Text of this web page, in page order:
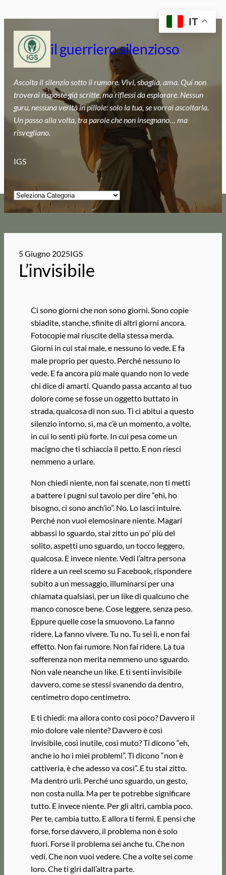
contenuto
il guerriero silenzioso
Ascolta il silenzio sotto il rumore. Vivi, sbaglia, ama. Qui non
troverai risposte già scritte, ma riflessi da esplorare. Nessun
guru, nessuna verità in pillole: solo la tua, se vorrai ascoltarla.
Un passo alla volta, tra parole che non insegnano… ma
risvegliano.
IGS
Categorie
5 Giugno 2025IGS
L’invisibile
Ci sono giorni che non sono giorni. Sono copie
sbiadite, stanche, sfinite di altri giorni ancora.
Fotocopie mal riuscite della stessa merda.
Giorni in cui stai male, e nessuno lo vede. E fa
male proprio per questo. Perché nessuno lo
vede. E fa ancora più male quando non lo vede
chi dice di amarti. Quando passa accanto al tuo
dolore come se fosse un oggetto buttato in
strada, qualcosa di non suo. Ti ci abitui a questo
silenzio intorno, sì, ma c’è un momento, a volte,
in cui lo senti più forte. In cui pesa come un
macigno che ti schiaccia il petto. E non riesci
nemmeno a urlare.
Non chiedi niente, non fai scenate, non ti metti
a battere i pugni sul tavolo per dire “ehi, ho
bisogno, ci sono anch’io”. No. Lo lasci intuire.
Perché non vuoi elemosinare niente. Magari
abbassi lo sguardo, stai zitto un po’ più del
solito, aspetti uno sguardo, un tocco leggero,
qualcosa. E invece niente. Vedi l’altra persona
ridere a un reel scemo su Facebook, rispondere
subito a un messaggio, illuminarsi per una
chiamata qualsiasi, per un like di qualcuno che
manco conosce bene. Cose leggere, senza peso.
Eppure quelle cose la smuovono. La fanno
ridere. La fanno vivere. Tu no. Tu sei lì, e non fai
effetto. Non fai rumore. Non fai ridere. La tua
sofferenza non merita nemmeno uno sguardo.
Non vale neanche un like. E ti senti invisibile
davvero, come se stessi svanendo da dentro,
centimetro dopo centimetro.
E ti chiedi: ma allora conto così poco? Davvero il
mio dolore vale niente? Davvero è così
invisibile, così inutile, così muto? Ti dicono “eh,
anche io ho i miei problemi”. Ti dicono “non è
cattiveria, è che adesso va così”. E tu stai zitto.
Ma dentro urli. Perché uno sguardo, un gesto,
non costa nulla. Ma per te potrebbe significare
tutto. E invece niente. Per gli altri, cambia poco.
Per te, cambia tutto. E allora ti fermi. E pensi che
forse, forse davvero, il problema non è solo
fuori. Forse il problema sei anche tu. Che non
vedi. Che non vuoi vedere. Che a volte sei come
loro. Che ti giri dall’altra parte.
IT